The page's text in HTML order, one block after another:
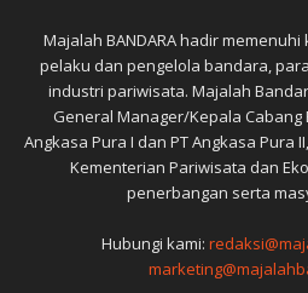
Majalah BANDARA hadir
pelaku dan pengelola bandara,
industri pariwisata. Majalah
General Manager/Kepala Cabang
Angkasa Pura I dan PT Angkasa Pura
Kementerian Pariwisata dan
penerbangan serta
Hubungi kami: